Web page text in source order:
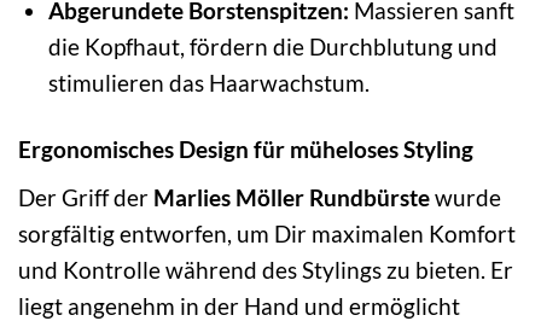
Abgerundete Borstenspitzen: Massieren sanft
die Kopfhaut, fördern die Durchblutung und
stimulieren das Haarwachstum.
Ergonomisches Design für müheloses Styling
Der Griff der Marlies Möller Rundbürstewurde
sorgfältig entworfen, um Dir maximalen Komfort
und Kontrolle während des Stylings zu bieten. Er
liegt angenehm in der Hand und ermöglicht